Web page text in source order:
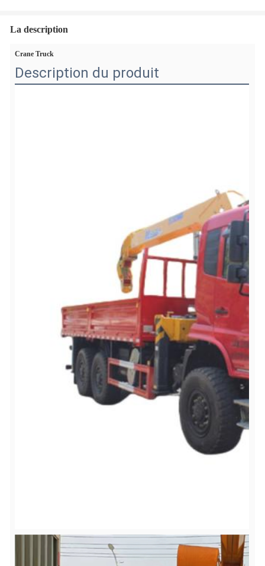
La description
Crane Truck
Description du produit